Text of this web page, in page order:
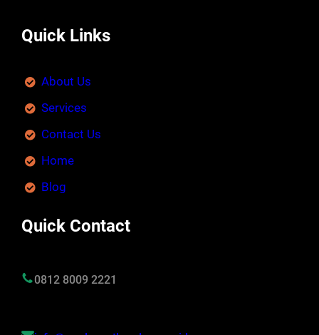
Quick Links
About Us
Services
Contact Us
Home
Blog
Quick Contact
0812 8009 2221